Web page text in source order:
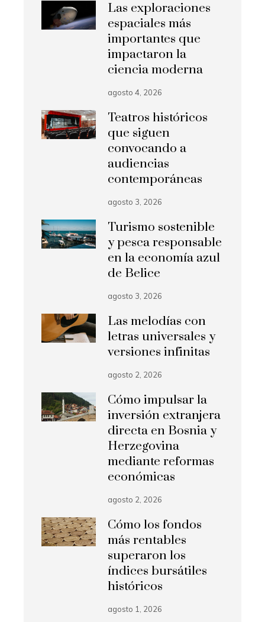
Las exploraciones
espaciales más
importantes que
impactaron la
ciencia moderna
agosto 4, 2026
Teatros históricos
que siguen
convocando a
audiencias
contemporáneas
agosto 3, 2026
Turismo sostenible
y pesca responsable
en la economía azul
de Belice
agosto 3, 2026
Las melodías con
letras universales y
versiones infinitas
agosto 2, 2026
Cómo impulsar la
inversión extranjera
directa en Bosnia y
Herzegovina
mediante reformas
económicas
agosto 2, 2026
Cómo los fondos
más rentables
superaron los
índices bursátiles
históricos
agosto 1, 2026